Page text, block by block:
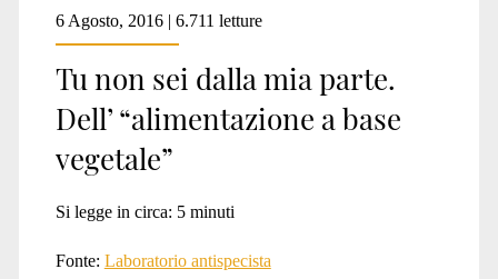
6 Agosto, 2016 | 6.711 letture
Tu non sei dalla mia parte.
Dell’ “alimentazione a base
vegetale”
Si legge in circa: 5 minuti
Fonte: Laboratorio antispecista